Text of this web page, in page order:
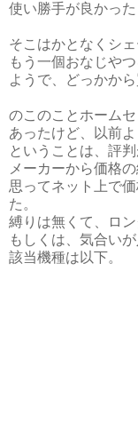
使い勝手が良かっ
そこはかとなくシ
もう一個おなじや
ようで、どっかか
のこのことホーム
あったけど、以前
ということは、評
メーカーから価格
思ってネット上で
た。
縛りは無くて、ロ
もしくは、気合い
該当機種は以下。